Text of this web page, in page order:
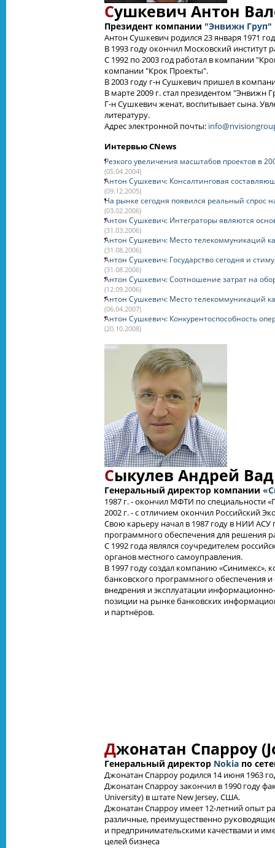
Сушкевич Антон
Президент компании "Энвижн Груп"
Антон Сушкевич родился 23 января 1971
В 1993 году окончил Московский
С 1992 по 2003 год работал в компании
компании "Крок Проекты".
В 2003 году г-н Сушкевич пришел в
В марте 2009 г. стал президентом "Энвижн
Г-н Сушкевич женат, воспитывает сына.
литературу.
Адрес электронной почты:
Интервью CNews
Резкого увеличения масштабов проектов в
(05.04.2004)
Антон Сушкевич: Консалтинговая
(09.12.2005)
На рынке сегодня появился реальный спрос
(03.02.2006)
Антон Сушкевич: Интеграторы являются
(31.03.2006)
Антон Сушкевич: Место телекоммуникаций
(31.08.2006)
Антон Сушкевич: Государство сегодня и
(31.08.2006)
Антон Сушкевич: Соотношение затрат на
(12.09.2006)
Антон Сушкевич: Место телекоммуникаций
(06.04.2007)
Антон Сушкевич: Конкурентоспособность
(20.10.2008)
Сыкулев Андрей
Генеральный директор компании
1987 г. - окончил МФТИ по специальности
2002 г. - с отличием окончил Российский
Свою карьеру начал в 1987 году в НИИ
программного обеспечения для решения
С 1992 года являлся соучредителем
органов местного самоуправления.
В 1997 году создал компанию «Синимекс»,
банковского программного обеспечения и
внедрения и эксплуатации
позиции на рынке банковских
и партнёров.
Джонатан Спарроу
Генеральный директор Nokia по
Джонатан Спарроу родился 14 июня 1963
Джонатан Спарроу закончил в 1990 году
University) в штате New Jersey, США.
Джонатан Спарроу имеет 12-летний опыт
различные, преимущественно
и предпринимательскими качествами и
целей бизнеса